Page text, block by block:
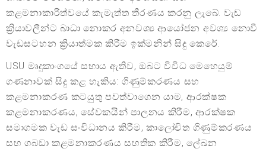
කළමනාකාරිත්වයේ කැමැත්ත තීරණය කරනු ලැබේ. වැඩ
ක්‍රියාවලීන්ට බාධා නොකර අනවශ්‍ය ආයෝජන අවශ්‍ය නොවී
වැඩසටහන ක්‍රියාත්මක කිරීම ඉක්මනින් සිදු කෙරේ.
USU මෘදුකාංගයේ සහාය ඇතිව, ඔබට විවිධ මෙහෙයුම්
ගණනාවක් සිදු කළ හැකිය: ගිණුම්කරණය සහ
කළමනාකරණ කටයුතු පවත්වාගෙන යාම, ආරක්ෂක
කළමනාකරණය, සේවකයින් පාලනය කිරීම, ආරක්ෂක
සමාගමක වැඩ සංවිධානය කිරීම, කාලෝචිත ගිණුම්කරණය
සහ ගබඩා කළමනාකරණය සහතික කිරීම, ලේඛන